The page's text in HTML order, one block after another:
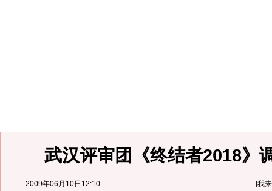
武汉评审团《终结者2018》
2009年06月10日12:10 [我